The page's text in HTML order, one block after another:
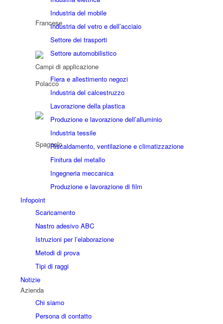
Industria del mobile
Industria del vetro e dell’acciaio
Settore dei trasporti
Settore automobilistico
Campi di applicazione
Fiera e allestimento negozi
Industria del calcestruzzo
Lavorazione della plastica
Produzione e lavorazione dell’alluminio
Industria tessile
Riscaldamento, ventilazione e climatizzazione
Finitura del metallo
Ingegneria meccanica
Produzione e lavorazione di film
Infopoint
Scaricamento
Nastro adesivo ABC
Istruzioni per l’elaborazione
Metodi di prova
Tipi di raggi
Notizie
Azienda
Chi siamo
Persona di contatto